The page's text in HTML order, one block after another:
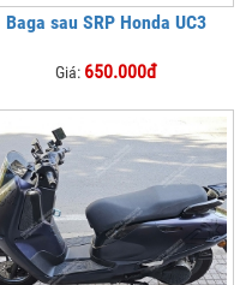
Baga sau SRP Honda UC3
Giá: 650.000đ